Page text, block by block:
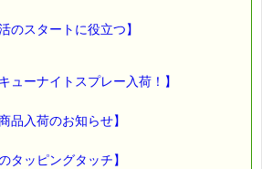
のスタートに役立つ】
ューナイトスプレー入荷！】
品入荷のお知らせ】
タッピングタッチ】